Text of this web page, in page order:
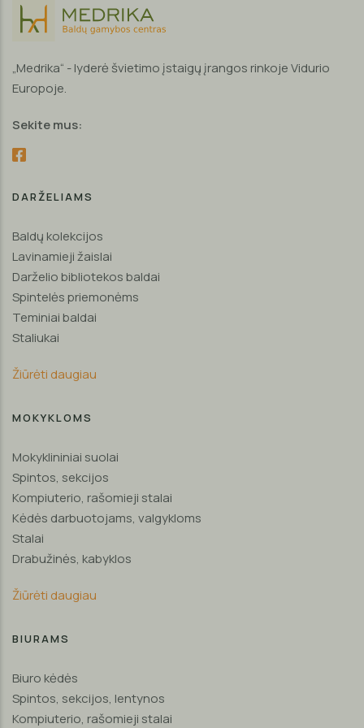
„Medrika“ - lyderė švietimo įstaigų įrangos rinkoje Vidurio
Europoje.
Sekite mus:
DARŽELIAMS
Baldų kolekcijos
Lavinamieji žaislai
Darželio bibliotekos baldai
Spintelės priemonėms
Teminiai baldai
Staliukai
Žiūrėti daugiau
MOKYKLOMS
Mokyklininiai suolai
Spintos, sekcijos
Kompiuterio, rašomieji stalai
Kėdės darbuotojams, valgykloms
Stalai
Drabužinės, kabyklos
Žiūrėti daugiau
BIURAMS
Biuro kėdės
Spintos, sekcijos, lentynos
Kompiuterio, rašomieji stalai